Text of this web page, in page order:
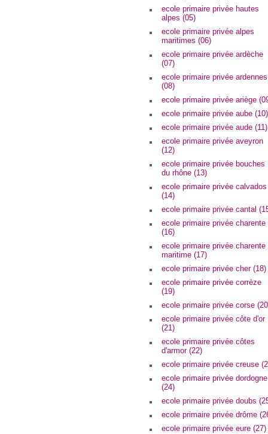
ecole primaire privée hautes
alpes (05)
ecole primaire privée alpes
maritimes (06)
ecole primaire privée ardèche
(07)
ecole primaire privée ardennes
(08)
ecole primaire privée ariège
ecole primaire privée aube (10)
ecole primaire privée aude (11)
ecole primaire privée aveyron
(12)
ecole primaire privée bouches
du rhône (13)
ecole primaire privée calvados
(14)
ecole primaire privée cantal
ecole primaire privée charente
(16)
ecole primaire privée charente
maritime (17)
ecole primaire privée cher (18)
ecole primaire privée corrèze
(19)
ecole primaire privée corse
ecole primaire privée côte d'or
(21)
ecole primaire privée côtes
d'armor (22)
ecole primaire privée creuse
ecole primaire privée dordogne
(24)
ecole primaire privée doubs
ecole primaire privée drôme
ecole primaire privée eure (27)